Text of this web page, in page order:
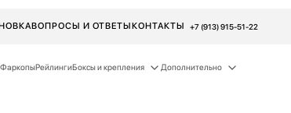
ВОПРОСЫ И ОТВЕТЫКОНТАКТЫ +7 (913) 915-51-22
ФаркопыРейлингиБоксы и крепления Дополнительно